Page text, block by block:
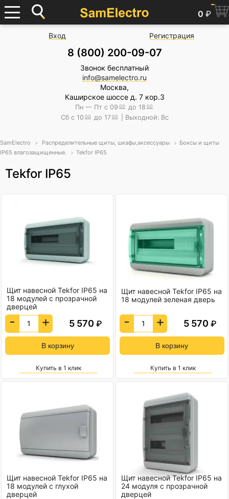
0 ₽
Вход Регистрация
8 (800) 200-09-07
Звонок бесплатный
info@samelectro.ru
Москва,
Каширское шоссе д. 7 кор.3
Пн — Пт с 09 00 до 18 00
Сб с 10 00 до 17 00 | Выходной: Вс
SamElectro Распределительные щиты, шкафы,аксессуары
Боксы и щиты
IP65 влагозащищенные.
Tekfor IP65
Tekfor IP65
Щит навесной Tekfor IP65 на
18 модулей с прозрачной
дверцей
- + 5 570 ₽
Купить в 1 клик
Щит навесной Tekfor IP65 на
18 модулей зеленая дверь
- + 5 570 ₽
Купить в 1 клик
Щит навесной Tekfor IP65 на
18 модулей с глухой
дверцей
Щит навесной Tekfor IP65 на
24 модуля с прозрачной
дверцей